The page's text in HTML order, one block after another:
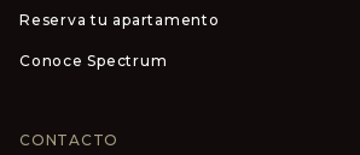
Reserva tu apartamento
Conoce Spectrum
CONTACTO